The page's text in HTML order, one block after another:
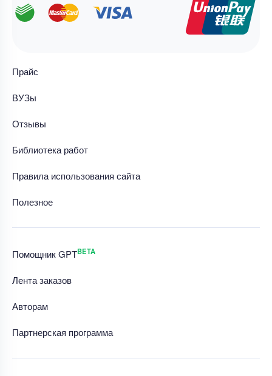
Прайс
ВУЗы
Отзывы
Библиотека работ
Правила использования сайта
Полезное
Помощник GPTBETA
Лента заказов
Авторам
Партнерская программа